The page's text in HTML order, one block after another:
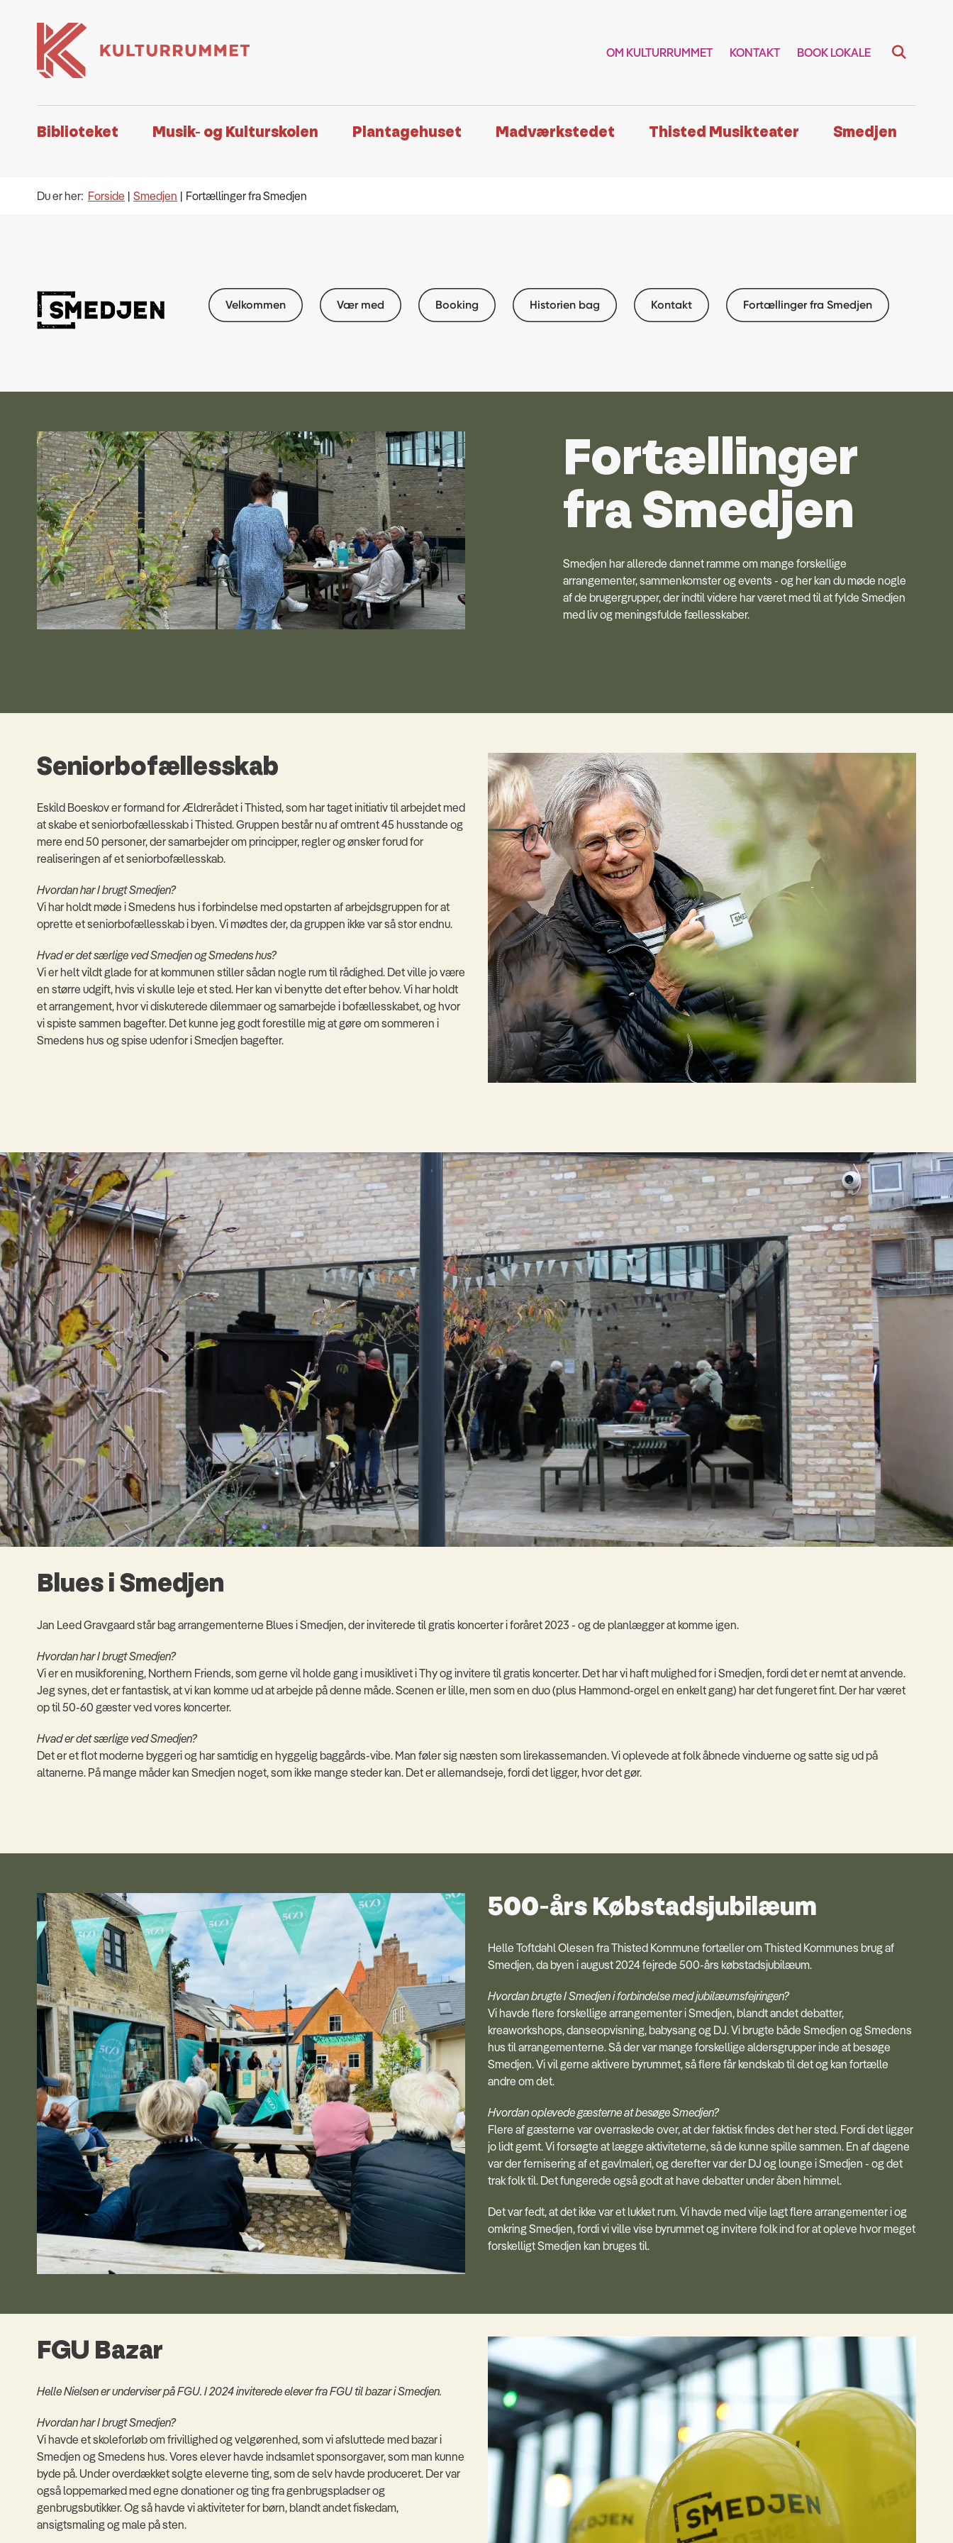
OM KULTURRUMMET KONTAKT BOOK LOKALE
Biblioteket Musik- og Kulturskolen Plantagehuset Madværkstedet Thisted Musikteater Smedjen
Du er her: Forside Smedjen Fortællinger fra Smedjen
Velkommen Vær med Booking Historien bag Kontakt Fortællinger fra Smedjen
Fortællinger
fra Smedjen
Smedjen har allerede dannet ramme om mange forskellige
arrangementer, sammenkomster og events - og her kan du møde nogle
af de brugergrupper, der indtil videre har været med til at fylde Smedjen
med liv og meningsfulde fællesskaber.
Seniorbofællesskab
Eskild Boeskov er formand for Ældrerådet i Thisted, som har taget initiativ til arbejdet med
at skabe et seniorbofællesskab i Thisted. Gruppen består nu af omtrent 45 husstande og
mere end 50 personer, der samarbejder om principper, regler og ønsker forud for
realiseringen af et seniorbofællesskab.
Hvordan har I brugt Smedjen?
Vi har holdt møde i Smedens hus i forbindelse med opstarten af arbejdsgruppen for at
oprette et seniorbofællesskab i byen. Vi mødtes der, da gruppen ikke var så stor endnu.
Hvad er det særlige ved Smedjen og Smedens hus?
Vi er helt vildt glade for at kommunen stiller sådan nogle rum til rådighed. Det ville jo være
en større udgift, hvis vi skulle leje et sted. Her kan vi benytte det efter behov. Vi har holdt
et arrangement, hvor vi diskuterede dilemmaer og samarbejde i bofællesskabet, og hvor
vi spiste sammen bagefter. Det kunne jeg godt forestille mig at gøre om sommeren i
Smedens hus og spise udenfor i Smedjen bagefter.
Blues i Smedjen
Jan Leed Gravgaard står bag arrangementerne Blues i Smedjen, der inviterede til gratis koncerter i foråret 2023 - og de planlægger at komme igen.
Hvordan har I brugt Smedjen?
Vi er en musikforening, Northern Friends, som gerne vil holde gang i musiklivet i Thy og invitere til gratis koncerter. Det har vi haft mulighed for i Smedjen, fordi det er nemt at anvende.
Jeg synes, det er fantastisk, at vi kan komme ud at arbejde på denne måde. Scenen er lille, men som en duo (plus Hammond-orgel en enkelt gang) har det fungeret fint. Der har været
op til 50-60 gæster ved vores koncerter.
Hvad er det særlige ved Smedjen?
Det er et flot moderne byggeri og har samtidig en hyggelig baggårds-vibe. Man føler sig næsten som lirekassemanden. Vi oplevede at folk åbnede vinduerne og satte sig ud på
altanerne. På mange måder kan Smedjen noget, som ikke mange steder kan. Det er allemandseje, fordi det ligger, hvor det gør.
500-års Købstadsjubilæum
Helle Toftdahl Olesen fra Thisted Kommune fortæller om Thisted Kommunes brug af
Smedjen, da byen i august 2024 fejrede 500-års købstadsjubilæum.
Hvordan brugte I Smedjen i forbindelse med jubilæumsfejringen?
Vi havde flere forskellige arrangementer i Smedjen, blandt andet debatter,
kreaworkshops, danseopvisning, babysang og DJ. Vi brugte både Smedjen og Smedens
hus til arrangementerne. Så der var mange forskellige aldersgrupper inde at besøge
Smedjen. Vi vil gerne aktivere byrummet, så flere får kendskab til det og kan fortælle
andre om det.
Hvordan oplevede gæsterne at besøge Smedjen?
Flere af gæsterne var overraskede over, at der faktisk findes det her sted. Fordi det ligger
jo lidt gemt. Vi forsøgte at lægge aktiviteterne, så de kunne spille sammen. En af dagene
var der fernisering af et gavlmaleri, og derefter var der DJ og lounge i Smedjen - og det
trak folk til. Det fungerede også godt at have debatter under åben himmel.
Det var fedt, at det ikke var et lukket rum. Vi havde med vilje lagt flere arrangementer i og
omkring Smedjen, fordi vi ville vise byrummet og invitere folk ind for at opleve hvor meget
forskelligt Smedjen kan bruges til.
FGU Bazar
Helle Nielsen er underviser på FGU. I 2024 inviterede elever fra FGU til bazar i Smedjen.
Hvordan har I brugt Smedjen?
Vi havde et skoleforløb om frivillighed og velgørenhed, som vi afsluttede med bazar i
Smedjen og Smedens hus. Vores elever havde indsamlet sponsorgaver, som man kunne
byde på. Under overdækket solgte eleverne ting, som de selv havde produceret. Der var
også loppemarked med egne donationer og ting fra genbrugspladser og
genbrugsbutikker. Og så havde vi aktiviteter for børn, blandt andet fiskedam,
ansigtsmaling og male på sten.